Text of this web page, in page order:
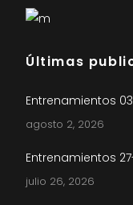
Últimas
Entrenamientos
agosto 2, 2026
Entrenamientos
julio 26, 2026